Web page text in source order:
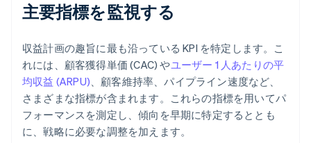
主要指標を監視する
収益計画の趣旨に最も沿っている KPI を特定します。こ
れには、顧客獲得単価 (CAC) やユーザー 1 人あたりの平
均収益 (ARPU)、顧客維持率、パイプライン速度など、
さまざまな指標が含まれます。これらの指標を用いてパ
フォーマンスを測定し、傾向を早期に特定するととも
に、戦略に必要な調整を加えます。